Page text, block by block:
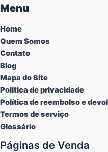
Menu
Home
Quem Somos
Contato
Blog
Mapa do Site
Política de privacidade
Política de reembolso e
Termos de serviço
Glossário
Páginas de Venda